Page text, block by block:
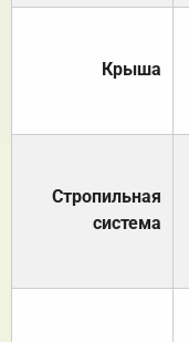
Крыша
Стропильная
система